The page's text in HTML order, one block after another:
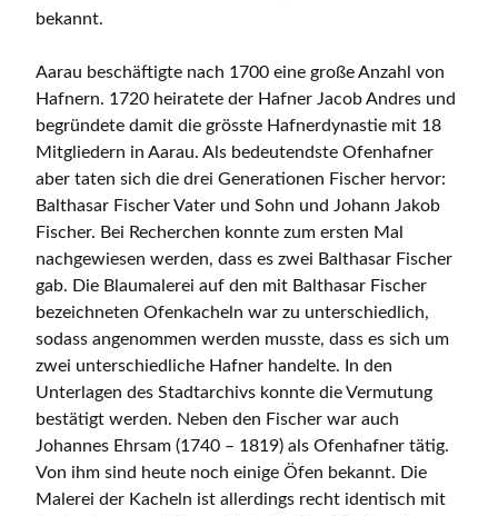
bekannt.
Aarau beschäftigte nach 1700 eine große Anzahl von
Hafnern. 1720 heiratete der Hafner Jacob Andres und
begründete damit die grösste Hafnerdynastie mit 18
Mitgliedern in Aarau. Als bedeutendste Ofenhafner
aber taten sich die drei Generationen Fischer hervor:
Balthasar Fischer Vater und Sohn und Johann Jakob
Fischer. Bei Recherchen konnte zum ersten Mal
nachgewiesen werden, dass es zwei Balthasar Fischer
gab. Die Blaumalerei auf den mit Balthasar Fischer
bezeichneten Ofenkacheln war zu unterschiedlich,
sodass angenommen werden musste, dass es sich um
zwei unterschiedliche Hafner handelte. In den
Unterlagen des Stadtarchivs konnte die Vermutung
bestätigt werden. Neben den Fischer war auch
Johannes Ehrsam (1740 – 1819) als Ofenhafner tätig.
Von ihm sind heute noch einige Öfen bekannt. Die
Malerei der Kacheln ist allerdings recht identisch mit